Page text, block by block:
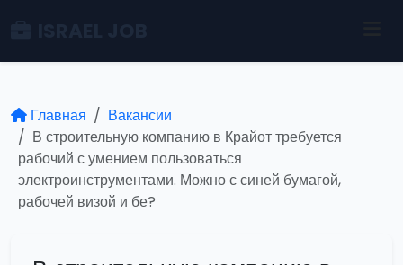
Главная
Вакансии
В строительную компанию в Крайот требуется
рабочий с умением пользоваться
электроинструментами. Можно с синей бумагой,
рабочей визой и бе?